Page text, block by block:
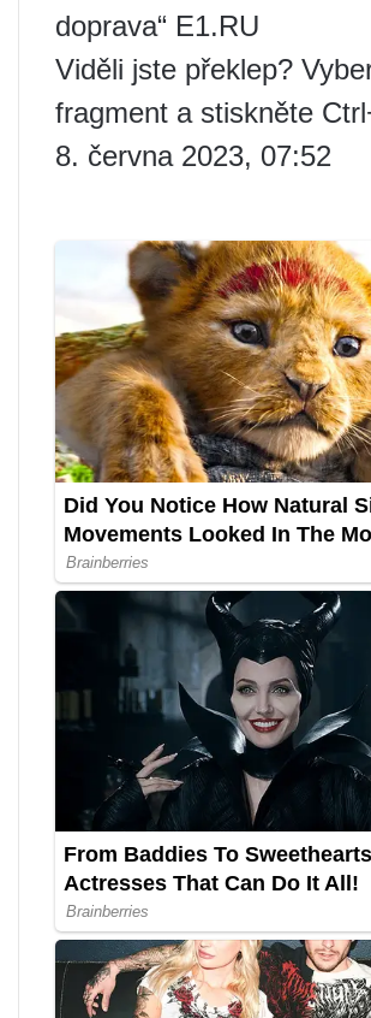
doprava“ E1.RU
Viděli jste překlep?
fragment a stiskněte
8. června 2023, 07:52